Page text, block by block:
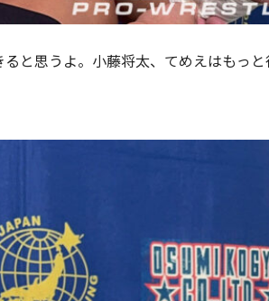
と思うよ。小藤将太、てめえはもっ